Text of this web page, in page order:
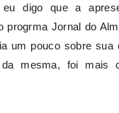
eu digo que a
progrma Jornal do
um pouco sobre sua
mesma, foi mais